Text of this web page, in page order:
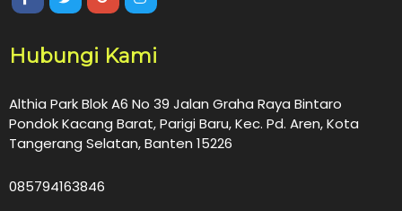
Hubungi Kami
Althia Park Blok A6 No 39 Jalan Graha Raya Bintaro
Pondok Kacang Barat, Parigi Baru, Kec. Pd. Aren, Kota
Tangerang Selatan, Banten 15226
085794163846